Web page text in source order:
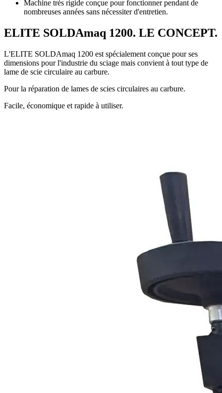
Machine très rigide conçue pour fonctionner pendant de
nombreuses années sans nécessiter d'entretien.
ELITE SOLDAmaq 1200. LE CONCEPT.
L'ELITE SOLDAmaq 1200 est spécialement conçue pour ses
dimensions pour l'industrie du sciage mais convient à tout type de
lame de scie circulaire au carbure.
Pour la réparation de lames de scies circulaires au carbure.
Facile, économique et rapide à utiliser.